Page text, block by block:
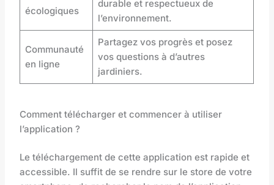
écologiques
durable et respectueux de
l’environnement.
Communauté
en ligne
Partagez vos progrès et posez
vos questions à d’autres
jardiniers.
Comment télécharger et commencer à utiliser
l’application ?
Le téléchargement de cette application est rapide et
accessible. Il suffit de se rendre sur le store de votre